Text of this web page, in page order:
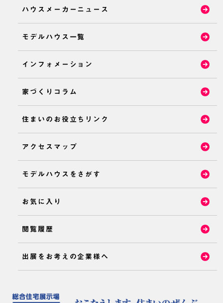
ハウスメーカーニュース
モデルハウス一覧
インフォメーション
家づくりコラム
住まいのお役立ちリンク
アクセスマップ
モデルハウスをさがす
お気に入り
閲覧履歴
出展をお考えの企業様へ